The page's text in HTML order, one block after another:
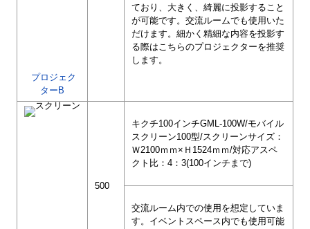
プロジェク
ターB
ており、大きく、綺麗に投影すること
が可能です。交流ルームでも使用いた
だけます。細かく精細な内容を投影す
る際はこちらのプロジェクターを推奨
します。
500
キクチ100インチGML-100W/モバイル
スクリーン100型/スクリーンサイズ：
Ｗ2100ｍｍ×Ｈ1524ｍｍ/対応アスペ
クト比：4：3(100インチまで)
交流ルーム内での使用を想定していま
す。イベントスペース内でも使用可能